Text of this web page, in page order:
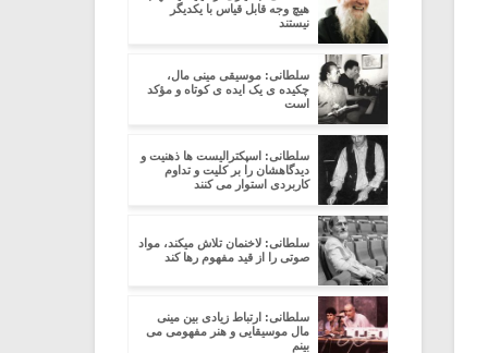
هیچ وجه قابل قیاس با یکدیگر
نیستند
سلطانی: موسیقی مینی مال،
چکیده ی یک ایده ی کوتاه و مؤکد
است
سلطانی: اسپکترالیست ها ذهنیت و
دیدگاهشان را بر کلیت و تداوم
کاربردی استوار می کنند
سلطانی: لاخنمان تلاش میکند، مواد
صوتی را از قید مفهوم رها کند
سلطانی: ارتباط زیادی بین مینی
مال موسیقایی و هنر مفهومی می
بینم